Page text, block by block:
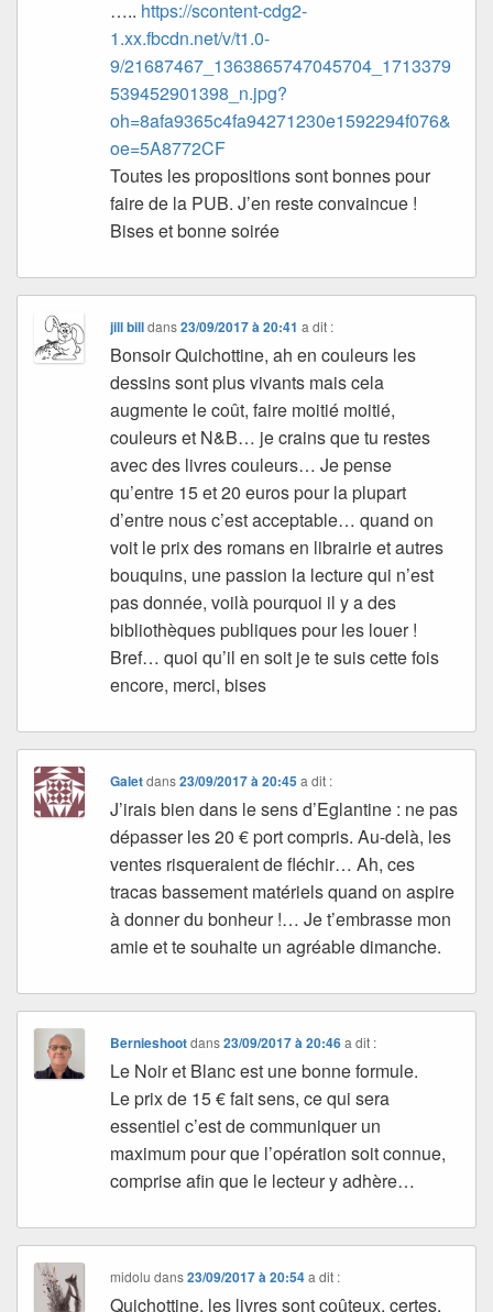
….. https://scontent-cdg2-
1.xx.fbcdn.net/v/t1.0-
9/21687467_1363865747045704_1713379
539452901398_n.jpg?
oh=8afa9365c4fa94271230e1592294f076&
oe=5A8772CF
Toutes les propositions sont bonnes pour
faire de la PUB. J’en reste convaincue !
Bises et bonne soirée
jill billdans23/09/2017 à 20:41 a dit :
Bonsoir Quichottine, ah en couleurs les
dessins sont plus vivants mais cela
augmente le coût, faire moitié moitié,
couleurs et N&B… je crains que tu restes
avec des livres couleurs… Je pense
qu’entre 15 et 20 euros pour la plupart
d’entre nous c’est acceptable… quand on
voit le prix des romans en librairie et autres
bouquins, une passion la lecture qui n’est
pas donnée, voilà pourquoi il y a des
bibliothèques publiques pour les louer !
Bref… quoi qu’il en soit je te suis cette fois
encore, merci, bises
Galetdans23/09/2017 à 20:45 a dit :
J’irais bien dans le sens d’Eglantine : ne pas
dépasser les 20 € port compris. Au-delà, les
ventes risqueraient de fléchir… Ah, ces
tracas bassement matériels quand on aspire
à donner du bonheur !… Je t’embrasse mon
amie et te souhaite un agréable dimanche.
Bernieshootdans23/09/2017 à 20:46 a dit :
Le Noir et Blanc est une bonne formule.
Le prix de 15 € fait sens, ce qui sera
essentiel c’est de communiquer un
maximum pour que l’opération soit connue,
comprise afin que le lecteur y adhère…
midolu dans23/09/2017 à 20:54 a dit :
Quichottine, les livres sont coûteux, certes,